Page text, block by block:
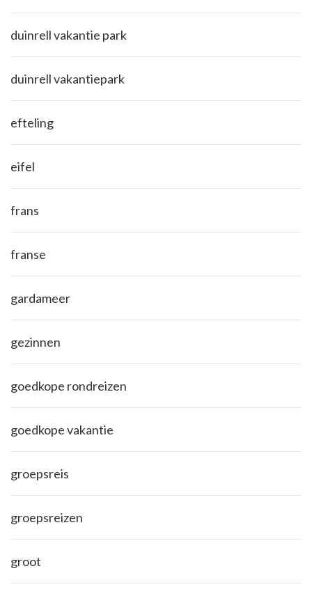
duinrell vakantie park
duinrell vakantiepark
efteling
eifel
frans
franse
gardameer
gezinnen
goedkope rondreizen
goedkope vakantie
groepsreis
groepsreizen
groot